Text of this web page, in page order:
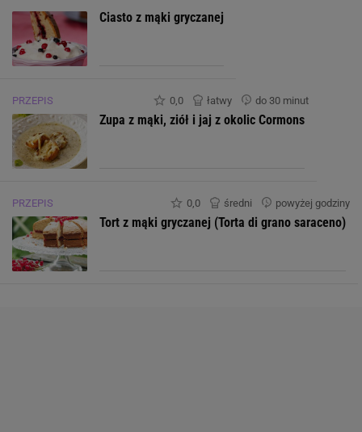
Minerały
Fosfor 0.0 mg
Jod
Magnez 0.0 mg
Miedź
Ciasto z mąki gryczanej
PRZEPIS 0,0 łatwy do 30 minut
Zupa z mąki, ziół i jaj z okolic Cormons
PRZEPIS 0,0 średni powyżej godziny
Tort z mąki gryczanej (Torta di grano saraceno)